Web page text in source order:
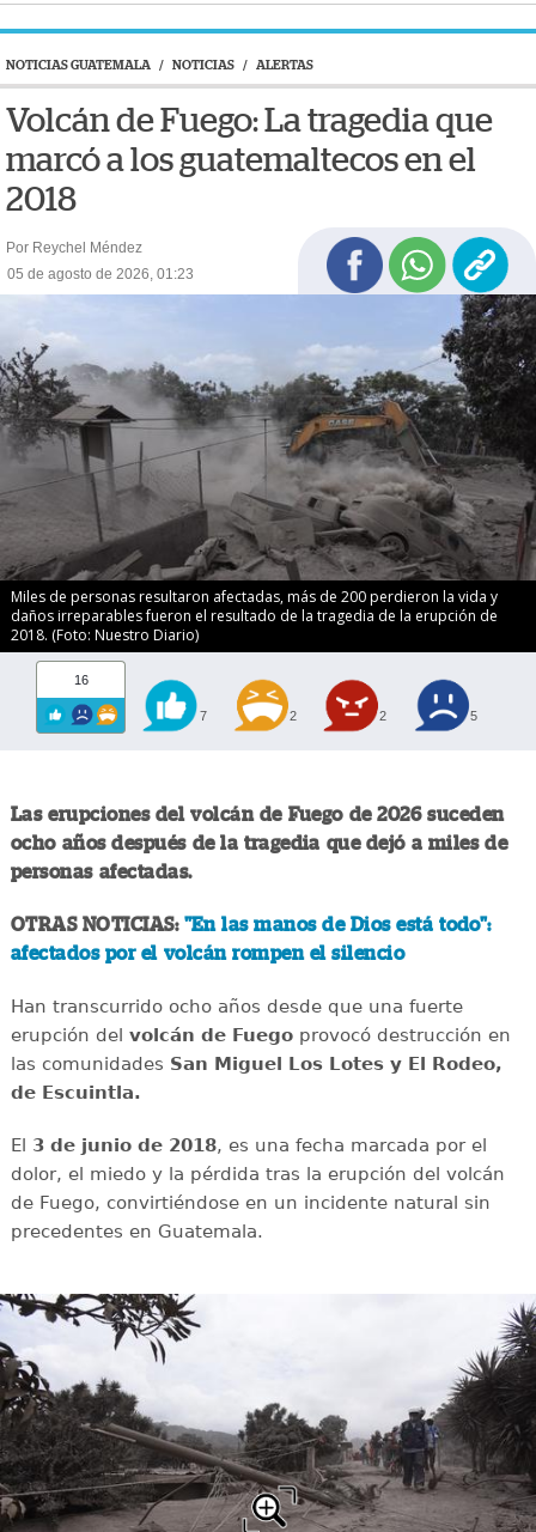
NOTICIAS GUATEMALA / NOTICIAS / ALERTAS
Volcán de Fuego: La tragedia que
marcó a los guatemaltecos en el
2018
Por Reychel Méndez
05 de agosto de 2026, 01:23
Miles de personas resultaron afectadas, más de 200 perdieron la vida y
daños irreparables fueron el resultado de la tragedia de la erupción de
2018. (Foto: Nuestro Diario)
16
7 2 2 5
Las erupciones del volcán de Fuego de 2026 suceden
ocho años después de la tragedia que dejó a miles de
personas afectadas.
OTRAS NOTICIAS: "En las manos de Dios está todo":
afectados por el volcán rompen el silencio
Han transcurrido ocho años desde que una fuerte
erupción del volcán de Fuegoprovocó destrucción en
las comunidades San Miguel Los Lotes y El Rodeo,
de Escuintla.
El 3 de junio de 2018, es una fecha marcada por el
dolor, el miedo y la pérdida tras la erupción del volcán
de Fuego, convirtiéndose en un incidente natural sin
precedentes en Guatemala.